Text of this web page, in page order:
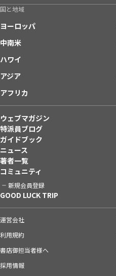
国と地域
ヨーロッパ
中南米
ハワイ
アジア
アフリカ
ウェブマガジン
特派員ブログ
ガイドブック
ニュース
著者一覧
コミュニティ
新規会員登録
GOOD LUCK TRIP
運営会社
利用規約
書店御担当者様へ
採用情報